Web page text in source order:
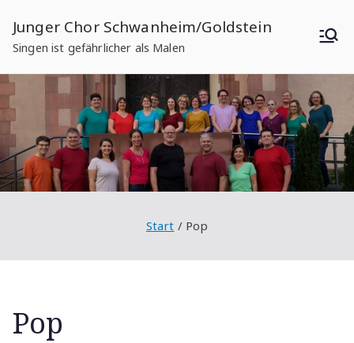
Inhalt
springen
Junger Chor Schwanheim/Goldstein
Singen ist gefährlicher als Malen
Start Pop
Pop